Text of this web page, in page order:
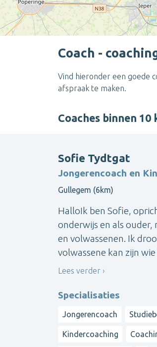
Coach -
Vind hieronder een goede
afspraak te maken.
Coaches binnen
Sofie Tydtgat
Jongerencoach en
Gullegem (6km)
HalloIk ben Sofie,
onderwijs en als ouder,
en volwassenen. Ik
volwassene kan zijn
Lees verder
Specialisaties
Jongerencoach
Kindercoaching